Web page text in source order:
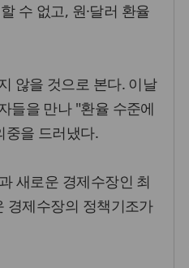
수 없고, 원·달러 환율
않을 것으로 본다. 이날
들을 만나 "환율 수준에
중을 드러냈다.
새로운 경제수장인 최
경제수장의 정책기조가